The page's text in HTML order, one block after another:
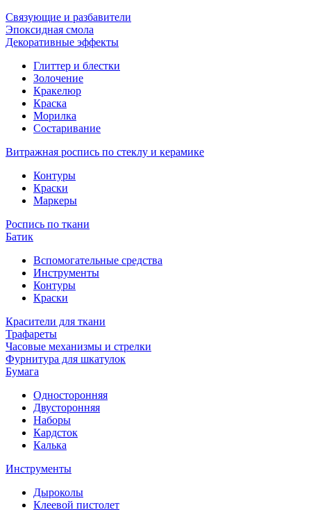
Связующие и разбавители
Эпоксидная смола
Декоративные эффекты
Глиттер и блестки
Золочение
Кракелюр
Краска
Морилка
Состаривание
Витражная роспись по стеклу и керамике
Контуры
Краски
Маркеры
Роспись по ткани
Батик
Вспомогательные средства
Инструменты
Контуры
Краски
Красители для ткани
Трафареты
Часовые механизмы и стрелки
Фурнитура для шкатулок
Бумага
Односторонняя
Двусторонняя
Наборы
Кардсток
Калька
Инструменты
Дыроколы
Клеевой пистолет